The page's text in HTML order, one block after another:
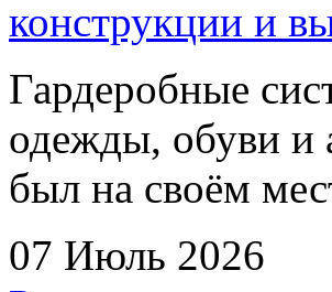
конструкции и
Гардеробные
одежды, обуви и
был на своём
07 Июль 2026